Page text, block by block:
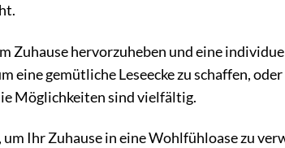
Zuhause hervorzuheben und eine
eine gemütliche Leseecke zu schaffen,
Möglichkeiten sind vielfältig.
um Ihr Zuhause in eine Wohlfühloase zu